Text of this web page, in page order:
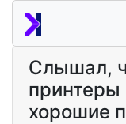
Слышал,
принтеры
хорошие